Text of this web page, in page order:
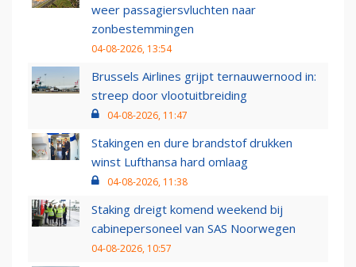
weer passagiersvluchten naar
zonbestemmingen
04-08-2026, 13:54
Brussels Airlines grijpt ternauwernood in:
streep door vlootuitbreiding
04-08-2026, 11:47
Stakingen en dure brandstof drukken
winst Lufthansa hard omlaag
04-08-2026, 11:38
Staking dreigt komend weekend bij
cabinepersoneel van SAS Noorwegen
04-08-2026, 10:57